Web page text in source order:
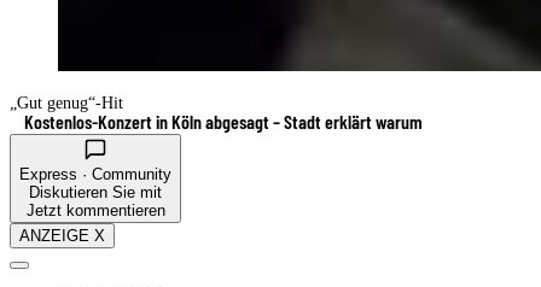
„Gut genug“-Hit
Kostenlos-Konzert in Köln abgesagt – Stadt erklärt warum
Express · Community
Diskutieren Sie mit
Jetzt kommentieren
ANZEIGE X